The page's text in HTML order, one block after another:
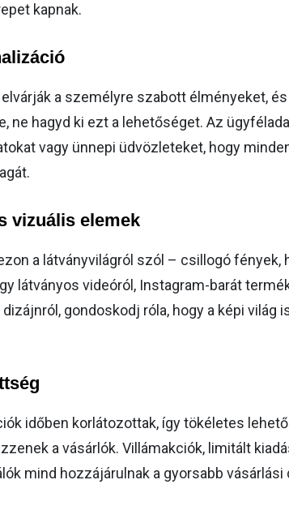
kapnak.
a személyre szabott élményeket,
ne hagyd ki ezt a lehetőséget. Az
vagy ünnepi üdvözleteket, hogy
vizuális elemek
a látványvilágról szól – csillogó fények,
látványos videóról, Instagram-barát
gondoskodj róla, hogy a képi világ
időben korlátozottak, így tökéletes
a vásárlók. Villámakciók, limitált
mind hozzájárulnak a gyorsabb vásárlási